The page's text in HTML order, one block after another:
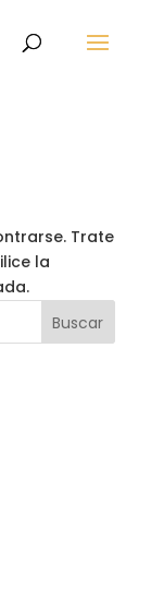
Trate
la